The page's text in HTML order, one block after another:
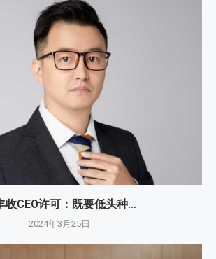
收CEO许可：既要低头种...
2024年3月25日